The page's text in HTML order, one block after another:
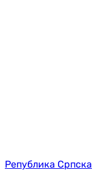
Република Српска